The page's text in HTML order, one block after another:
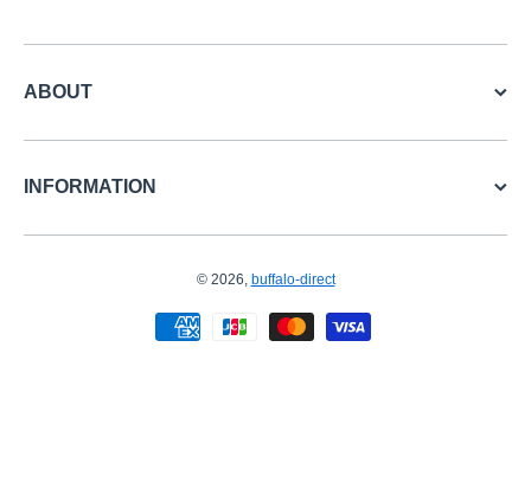
ABOUT
INFORMATION
© 2026, buffalo-direct
お支払い方法